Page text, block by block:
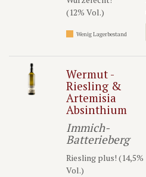
(12% Vol.)
Wenig Lagerbestand
Wermut -
Riesling &
Artemisia
Absinthium
Immich-
Batterieberg
Riesling plus! (14,5%
Vol.)